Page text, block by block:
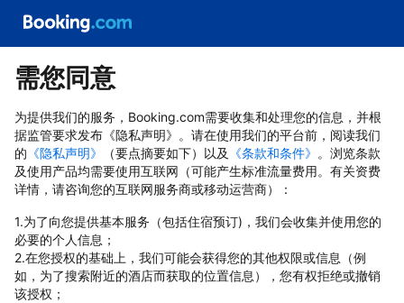
需您同意
为提供我们的服务，Booking.com需要收集和处理您的信息，并根
据监管要求发布《隐私声明》。请在使用我们的平台前，阅读我们
的 《隐私声明》 （要点摘要如下）以及 《条款和条件》 。浏览条款
及使用产品均需要使用互联网（可能产生标准流量费用。有关资费
详情，请咨询您的互联网服务商或移动运营商）：
1.为了向您提供基本服务（包括住宿预订)，我们会收集并使用您的
必要的个人信息；
2.在您授权的基础上，我们可能会获得您的其他权限或信息（例
如，为了搜索附近的酒店而获取的位置信息），您有权拒绝或撤销
该授权；